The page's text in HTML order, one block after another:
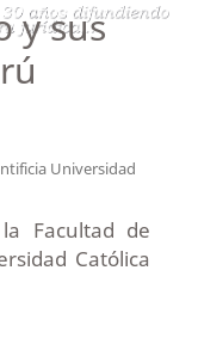
y sus
Universidad
Facultad de
Católica